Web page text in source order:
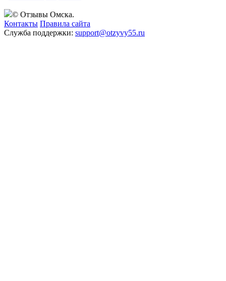
© Отзывы Омска.
Контакты Правила сайта
Служба поддержки: support@otzyvy55.ru